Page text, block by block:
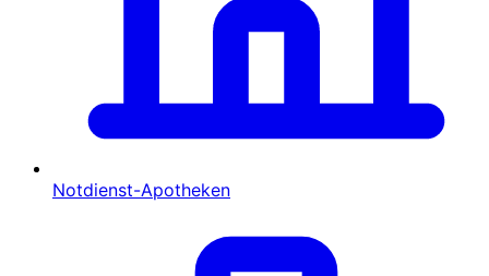
Notdienst-Apotheken